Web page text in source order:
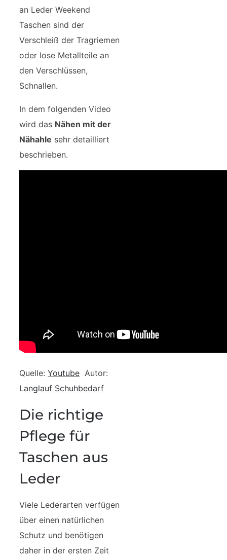
an Leder Weekend
Taschen sind der
Verschleiß der Tragriemen
oder lose Metallteile an
den Verschlüssen,
Schnallen.
In dem folgenden Video
wird das Nähen mit der
Nähahle sehr detailliert
beschrieben.
Quelle: Youtube Autor:
Langlauf Schuhbedarf
Die richtige
Pflege für
Taschen aus
Leder
Viele Lederarten verfügen
über einen natürlichen
Schutz und benötigen
daher in der ersten Zeit